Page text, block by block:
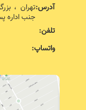
آدرس:تهران ،
جنب اداره پست ,
تلفن:
واتساپ: